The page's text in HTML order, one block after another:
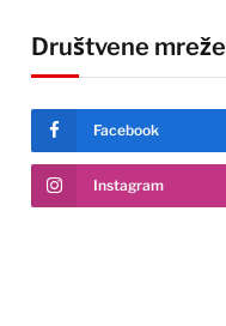
Društvene mreže
Facebook
Instagram